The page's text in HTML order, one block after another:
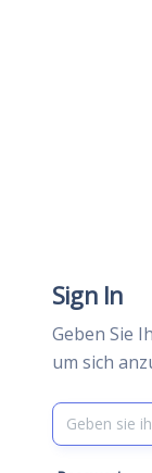
Sign In
Geben Sie
um sich